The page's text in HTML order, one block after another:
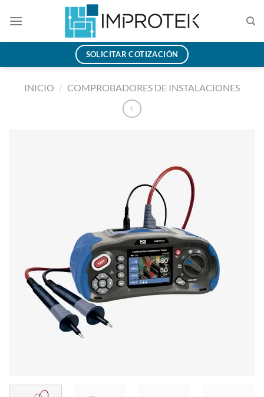
SOLICITAR COTIZACIÓN
INICIO / COMPROBADORES DE INSTALACIONES